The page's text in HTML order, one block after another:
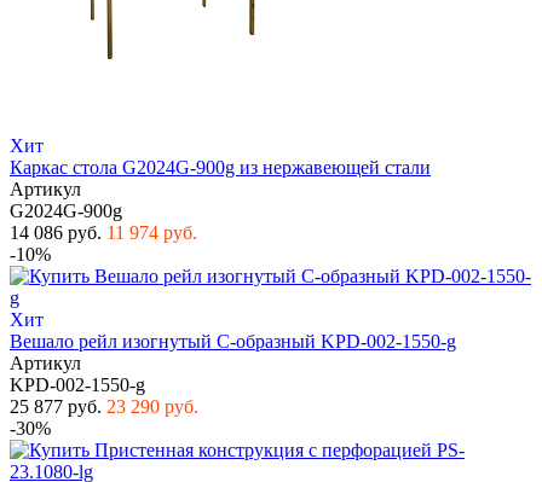
Хит
Каркас стола G2024G-900g из нержавеющей стали
Артикул
G2024G-900g
14 086 руб. 11 974 руб.
-10%
Хит
Вешало рейл изогнутый С-образный KPD-002-1550-g
Артикул
KPD-002-1550-g
25 877 руб. 23 290 руб.
-30%